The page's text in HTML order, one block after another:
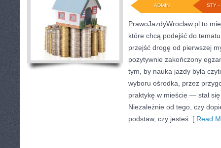
STY -
ADMIN
PrawoJazdyWroclaw.pl to
które chcą podejść do
przejść drogę od pierwszej
pozytywnie zakończony
tym, by nauka jazdy była
wyboru ośrodka, przez
praktykę w mieście — stał
Niezależnie od tego, czy
podstaw, czy jesteś [ Read